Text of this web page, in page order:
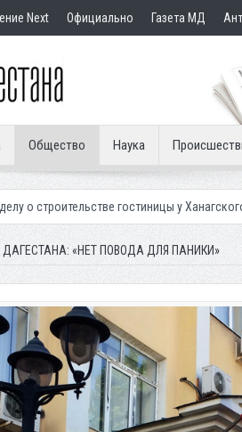
Next Официально Газета МД
Общество Наука
гостиницы у Ханагского водопада
«НЕТ ПОВОДА ДЛЯ ПАНИКИ»